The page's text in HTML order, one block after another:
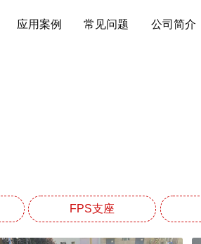
应用案例 常见问题 公司简介
FPS支座